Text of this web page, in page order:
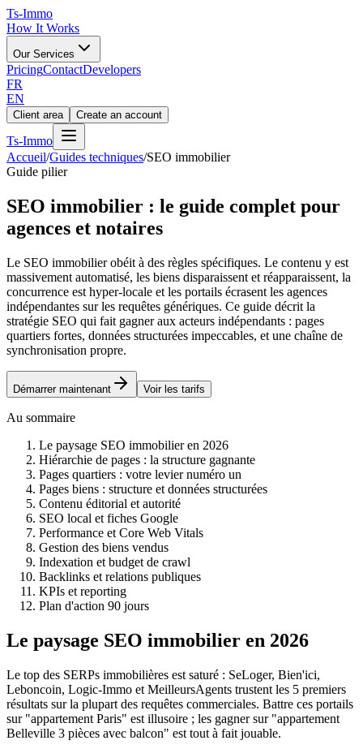
Ts-Immo
How It Works
Our Services
PricingContactDevelopers
FR
EN
Client area Create an account
Ts-Immo
Accueil/Guides techniques/SEO immobilier
Guide pilier
SEO immobilier : le guide complet pour
agences et notaires
Le SEO immobilier obéit à des règles spécifiques. Le contenu y est
massivement automatisé, les biens disparaissent et réapparaissent, la
concurrence est hyper-locale et les portails écrasent les agences
indépendantes sur les requêtes génériques. Ce guide décrit la
stratégie SEO qui fait gagner aux acteurs indépendants : pages
quartiers fortes, données structurées impeccables, et une chaîne de
synchronisation propre.
Démarrer maintenant Voir les tarifs
Au sommaire
Le paysage SEO immobilier en 2026
Hiérarchie de pages : la structure gagnante
Pages quartiers : votre levier numéro un
Pages biens : structure et données structurées
Contenu éditorial et autorité
SEO local et fiches Google
Performance et Core Web Vitals
Gestion des biens vendus
Indexation et budget de crawl
Backlinks et relations publiques
KPIs et reporting
Plan d'action 90 jours
Le paysage SEO immobilier en 2026
Le top des SERPs immobilières est saturé : SeLoger, Bien'ici,
Leboncoin, Logic-Immo et MeilleursAgents trustent les 5 premiers
résultats sur la plupart des requêtes commerciales. Battre ces portails
sur "appartement Paris" est illusoire ; les gagner sur "appartement
Belleville 3 pièces avec balcon" est tout à fait jouable.